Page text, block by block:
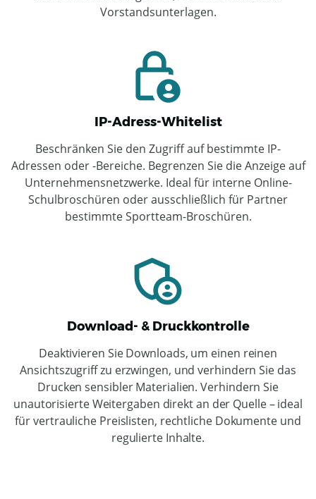
Vorstandsunterlagen.
IP-Adress-Whitelist
Beschränken Sie den Zugriff auf bestimmte IP-
Adressen oder -Bereiche. Begrenzen Sie die Anzeige auf
Unternehmensnetzwerke. Ideal für interne Online-
Schulbroschüren oder ausschließlich für Partner
bestimmte Sportteam-Broschüren.
Download- & Druckkontrolle
Deaktivieren Sie Downloads, um einen reinen
Ansichtszugriff zu erzwingen, und verhindern Sie das
Drucken sensibler Materialien. Verhindern Sie
unautorisierte Weitergaben direkt an der Quelle – ideal
für vertrauliche Preislisten, rechtliche Dokumente und
regulierte Inhalte.